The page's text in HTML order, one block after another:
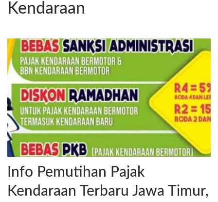
Kendaraan
Info Pemutihan Pajak
Kendaraan Terbaru Jawa Timur,